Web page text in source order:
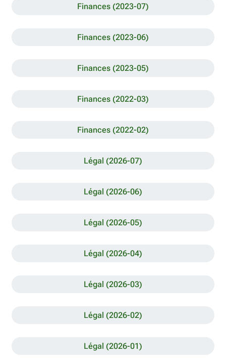
Finances (2023-07)
Finances (2023-06)
Finances (2023-05)
Finances (2022-03)
Finances (2022-02)
Légal (2026-07)
Légal (2026-06)
Légal (2026-05)
Légal (2026-04)
Légal (2026-03)
Légal (2026-02)
Légal (2026-01)